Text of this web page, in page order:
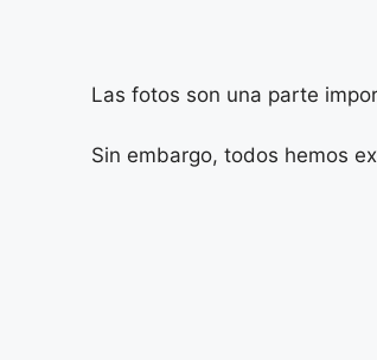
Las fotos son una parte
Sin embargo, todos hemos